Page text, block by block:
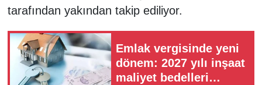
tarafından yakından takip ediliyor.
Emlak vergisinde yeni
dönem: 2027 yılı inşaat
maliyet bedelleri